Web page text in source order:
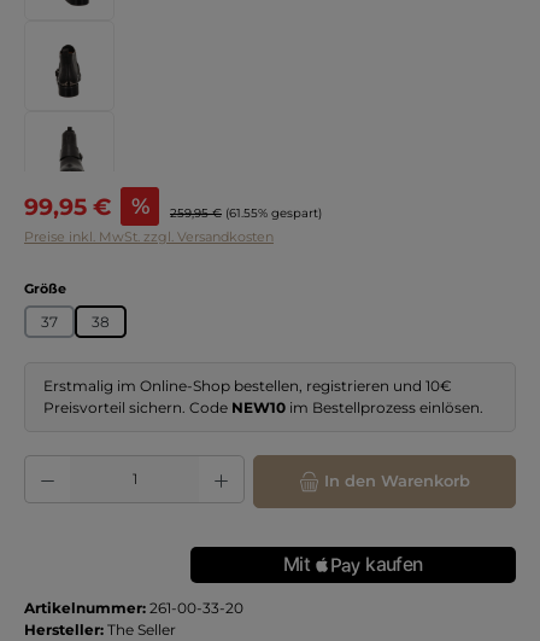
Verkaufspreis:
99,95 € % Regulärer Preis:
259,95 € (61.55% gespart)
Preise inkl. MwSt. zzgl. Versandkosten
Größeauswählen
37 38
Erstmalig im Online-Shop bestellen, registrieren und 10€
Preisvorteil sichern. Code NEW10 im Bestellprozess einlösen.
Produkt Anzahl: Gib den gewünschten Wert ein oder benutze die
In den Warenkorb
Artikelnummer: 261-00-33-20
Hersteller: The Seller